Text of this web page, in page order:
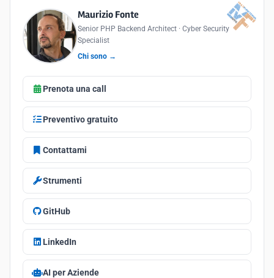
Maurizio Fonte
Senior PHP Backend Architect · Cyber Security
Specialist
Chi sono →
Prenota una call
Preventivo gratuito
Contattami
Strumenti
GitHub
LinkedIn
AI per Aziende